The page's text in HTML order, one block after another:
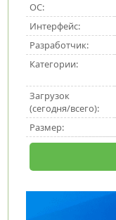
ОС:
Интерфейс:
Разработчик:
Категории:
Загрузок
(сегодня/всего):
Размер: